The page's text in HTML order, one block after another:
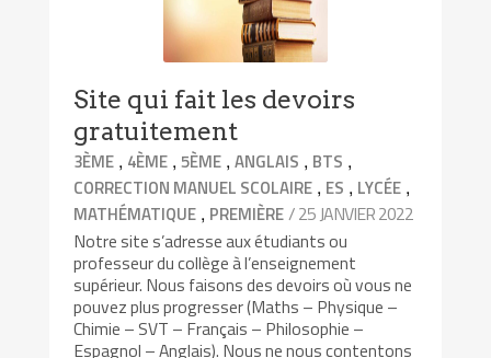
Site qui fait les devoirs
gratuitement
3ÈME , 4ÈME ,5ÈME ,ANGLAIS , BTS ,
CORRECTION MANUEL SCOLAIRE , ES , LYCÉE ,
MATHÉMATIQUE , PREMIÈRE/ 25 JANVIER 2022
Notre site s’adresse aux étudiants ou
professeur du collège à l’enseignement
supérieur. Nous faisons des devoirs où vous ne
pouvez plus progresser (Maths – Physique –
Chimie – SVT – Français – Philosophie –
Espagnol – Anglais). Nous ne nous contentons